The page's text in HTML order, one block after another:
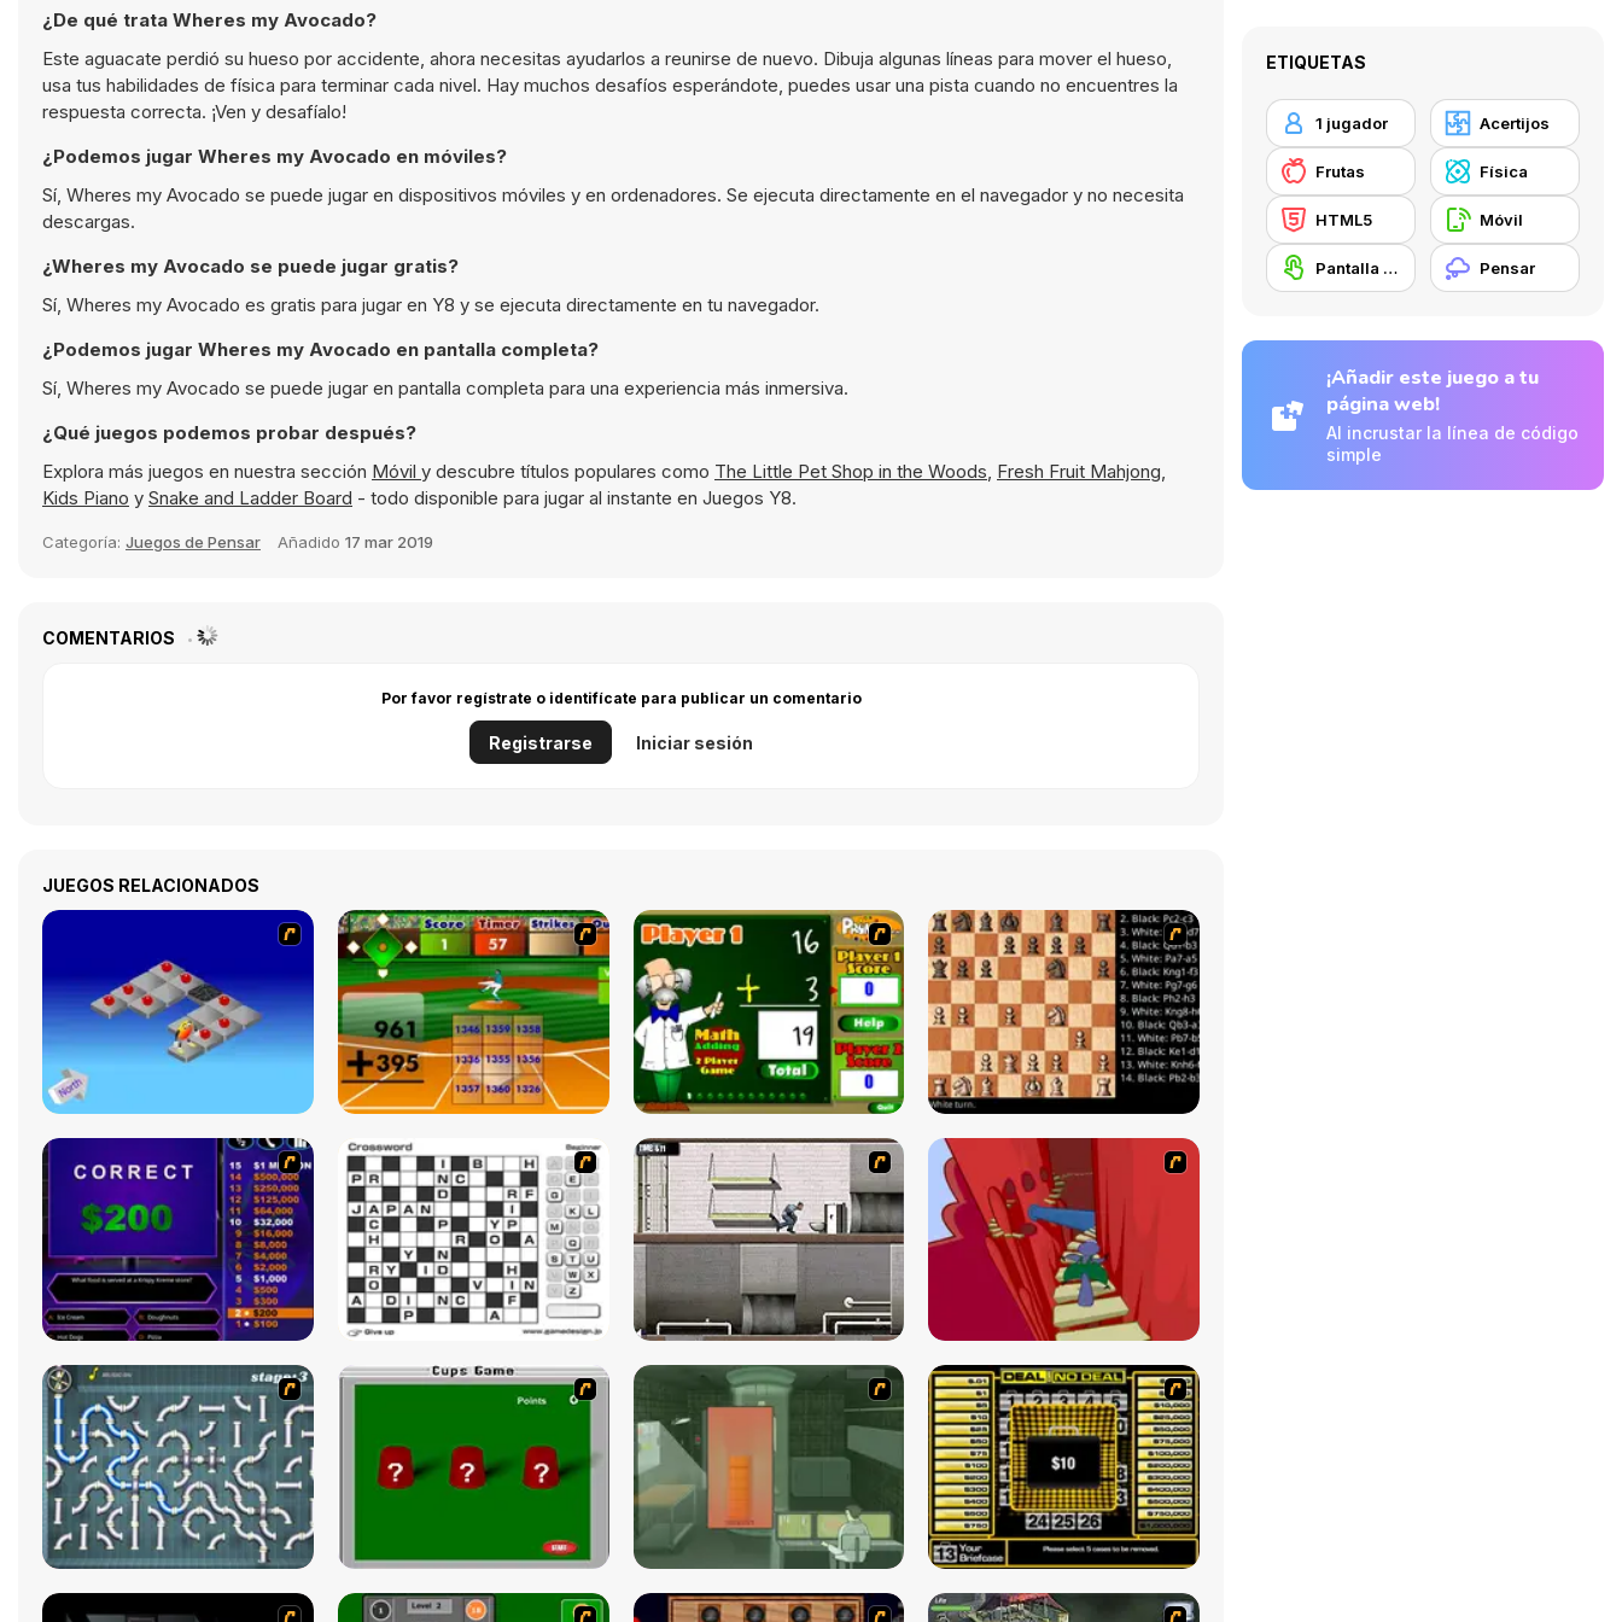
¿De qué trata Wheres my Avocado?
Este aguacate perdió su hueso por accidente, ahora necesitas ayudarlos a reunirse de nuevo. Dibuja algunas líneas para mover el hueso,
usa tus habilidades de física para terminar cada nivel. Hay muchos desafíos esperándote, puedes usar una pista cuando no encuentres la
respuesta correcta. ¡Ven y desafíalo!
¿Podemos jugar Wheres my Avocado en móviles?
Sí, Wheres my Avocado se puede jugar en dispositivos móviles y en ordenadores. Se ejecuta directamente en el navegador y no necesita
descargas.
¿Wheres my Avocado se puede jugar gratis?
Sí, Wheres my Avocado es gratis para jugar en Y8 y se ejecuta directamente en tu navegador.
¿Podemos jugar Wheres my Avocado en pantalla completa?
Sí, Wheres my Avocado se puede jugar en pantalla completa para una experiencia más inmersiva.
¿Qué juegos podemos probar después?
Explora más juegos en nuestra sección Móvil y descubre títulos populares como The Little Pet Shop in the Woods, Fresh Fruit Mahjong,
Kids Piano y Snake and Ladder Board - todo disponible para jugar al instante en Juegos Y8.
Categoría: Juegos de Pensar Añadido 17 mar 2019
COMENTARIOS
Por favor regístrate o identifícate para publicar un comentario
Registrarse Iniciar sesión
JUEGOS RELACIONADOS
ETIQUETAS
1 jugador Acertijos
Frutas Física
HTML5 Móvil
Pantalla táctil Pensar
¡Añadir este juego a tu
página web!
Al incrustar la línea de código
simple